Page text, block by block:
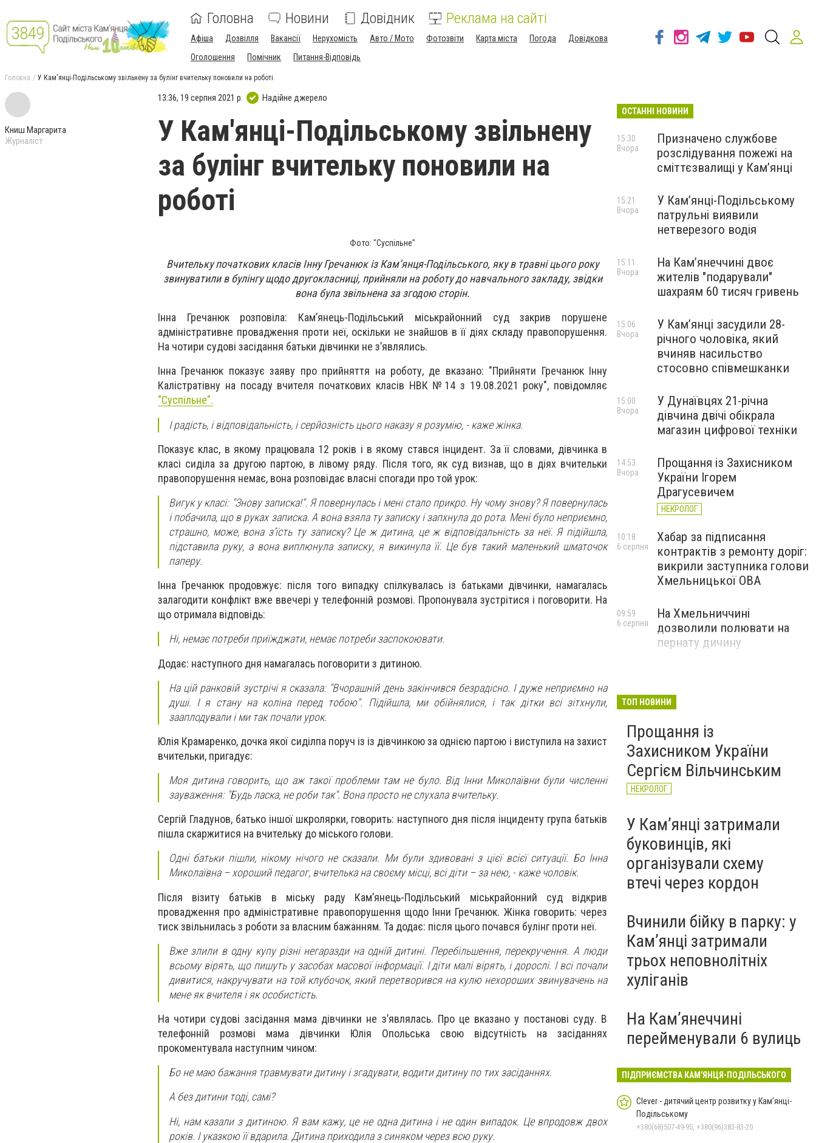
Головна Новини Довідник Реклама на сайті
Афіша Дозвілля Вакансії Нерухомість Авто / Мото Фотозвіти Карта міста Погода
Довідкова
Оголошення
Помічник Питання-Відповідь
Головна У Кам'янці-Подільському звільнену за булінг вчительку поновили на роботі
Книш Маргарита
Журналіст
13:36, 19 серпня 2021 р. Надійне джерело
У Кам'янці-Подільському звільнену
за булінг вчительку поновили на
роботі
Фото: "Суспільне"
Вчительку початкових класів Інну Гречанюк із Кам’янця-Подільського, яку в травні цього року
звинуватили в булінгу щодо другокласниці, прийняли на роботу до навчального закладу, звідки
вона була звільнена за згодою сторін.
Інна Гречанюк розповіла: Кам’янець-Подільський міськрайонний суд закрив порушене
адміністративне провадження проти неї, оскільки не знайшов в її діях складу правопорушення.
На чотири судові засідання батьки дівчинки не з’являлись.
Інна Гречанюк показує заяву про прийняття на роботу, де вказано: "Прийняти Гречанюк Інну
Калістратівну на посаду вчителя початкових класів НВК №14 з 19.08.2021 року", повідомляє
"Суспільне".
І радість, і відповідальність, і серйозність цього наказу я розумію, - каже жінка.
Показує клас, в якому працювала 12 років і в якому стався інцидент. За її словами, дівчинка в
класі сиділа за другою партою, в лівому ряду. Після того, як суд визнав, що в діях вчительки
правопорушення немає, вона розповідає власні спогади про той урок:
Вигук у класі: "Знову записка!". Я повернулась і мені стало прикро. Ну чому знову? Я повернулась
і побачила, що в руках записка. А вона взяла ту записку і запхнула до рота. Мені було неприємно,
страшно, може, вона з’їсть ту записку? Це ж дитина, це ж відповідальність за неї. Я підійшла,
підставила руку, а вона виплюнула записку, я викинула її. Це був такий маленький шматочок
паперу.
Інна Гречанюк продовжує: після того випадку спілкувалась із батьками дівчинки, намагалась
залагодити конфлікт вже ввечері у телефонній розмові. Пропонувала зустрітися і поговорити. На
що отримала відповідь:
Ні, немає потреби приїжджати, немає потреби заспокоювати.
Додає: наступного дня намагалась поговорити з дитиною.
На цій ранковій зустрічі я сказала: "Вчорашній день закінчився безрадісно. І дуже неприємно на
душі. І я стану на коліна перед тобою". Підійшла, ми обійнялися, і так дітки всі зітхнули,
зааплодували і ми так почали урок.
Юлія Крамаренко, дочка якої сиділпа поруч із із дівчинкою за однією партою і виступила на захист
вчительки, пригадує:
Моя дитина говорить, що аж такої проблеми там не було. Від Інни Миколаївни були численні
зауваження: "Будь ласка, не роби так". Вона просто не слухала вчительку.
Сергій Гладунов, батько іншої шкролярки, говорить: наступного дня після інциденту група батьків
пішла скаржитися на вчительку до міського голови.
Одні батьки пішли, нікому нічого не сказали. Ми були здивовані з цієї всієї ситуації. Бо Інна
Миколаївна – хороший педагог, вчителька на своєму місці, всі діти – за нею, - каже чоловік.
Після візиту батьків в міську раду Кам’янець-Подільський міськрайонний суд відкрив
провадження про адміністративне правопорушення щодо Інни Гречанюк. Жінка говорить: через
тиск звільнилась з роботи за власним бажанням. Та додає: після цього почався булінг проти неї.
Вже злили в одну купу різні негаразди на одній дитині. Перебільшення, перекручення. А люди
всьому вірять, що пишуть у засобах масової інформації. І діти малі вірять, і дорослі. І всі почали
дивитися, накручувати на той клубочок, який перетворився на кулю нехороших звинувачень на
мене як вчителя і як особистість.
На чотири судові засідання мама дівчинки не з’являлась. Про це вказано у постанові суду. В
телефонній розмові мама дівчинки Юлія Опольська свою відсутність на засіданнях
прокоментувала наступним чином:
Бо не маю бажання травмувати дитину і згадувати, водити дитину по тих засіданнях.
А без дитини тоді, самі?
Ні, нам казали з дитиною. Я вам кажу, це не одна дитина і не один випадок. Це впродовж двох
років. І указкою її вдарила. Дитина приходила з синяком через всю руку.
ОСТАННІ НОВИНИ
Призначено службове
розслідування пожежі на
сміттєзвалищі у Кам’янці
15:30
Вчора
У Кам’янці-Подільському
патрульні виявили
нетверезого водія
15:21
Вчора
На Камʼянеччині двоє
жителів "подарували"
шахраям 60 тисяч гривень
15:11
Вчора
У Камʼянці засудили 28-
річного чоловіка, який
вчиняв насильство
стосовно співмешканки
15:06
Вчора
У Дунаївцях 21-річна
дівчина двічі обікрала
магазин цифрової техніки
15:00
Вчора
Прощання із Захисником
України Ігорем
Драгусевичем
НЕКРОЛОГ
14:53
Вчора
Хабар за підписання
контрактів з ремонту доріг:
викрили заступника голови
Хмельницької ОВА
10:18
6 серпня
На Хмельниччині
дозволили полювати на
пернату дичину
09:59
6 серпня
ТОП НОВИНИ
Прощання із
Захисником України
Сергієм Вільчинським
НЕКРОЛОГ
У Кам’янці затримали
буковинців, які
організували схему
втечі через кордон
Вчинили бійку в парку: у
Кам’янці затримали
трьох неповнолітніх
хуліганів
На Камʼянеччині
перейменували 6 вулиць
ПІДПРИЄМСТВА КАМ'ЯНЦЯ-ПОДІЛЬСЬКОГО
Clever - дитячий центр розвитку у Кам’янці-
Подільському
+380(68)507-49-95, +380(96)383-83-20